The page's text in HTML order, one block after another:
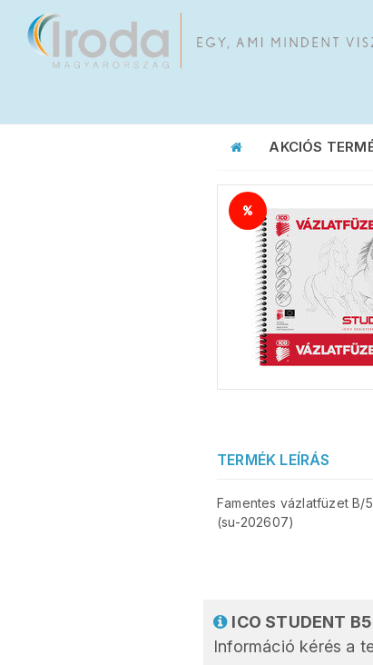
AKCIÓS
TERMÉK LEÍRÁS
Famentes vázlatfüzet B/
(su-202607)
ICO STUDENT
Információ kérés a